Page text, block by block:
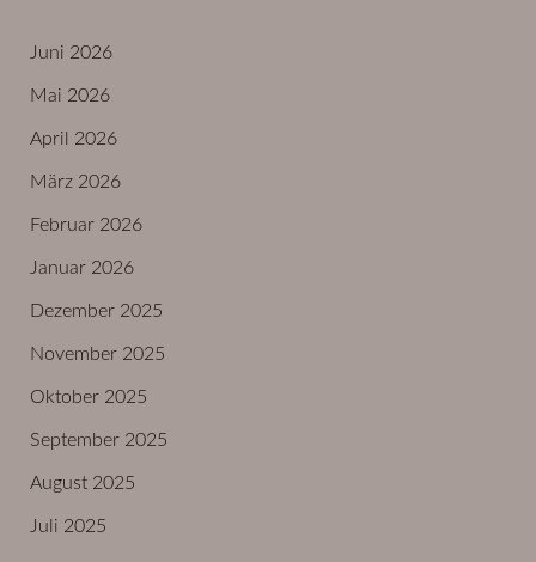
Juni 2026
Mai 2026
April 2026
März 2026
Februar 2026
Januar 2026
Dezember 2025
November 2025
Oktober 2025
September 2025
August 2025
Juli 2025